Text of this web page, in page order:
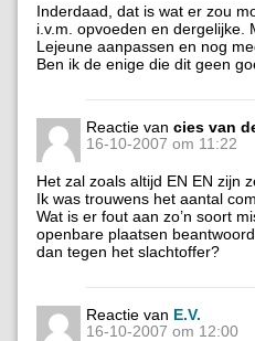
Inderdaad, dat is wat er zou
i.v.m. opvoeden en dergelijke.
Lejeune aanpassen en nog
Ben ik de enige die dit geen
Reactie van cies van
16-10-2007 om 11:22
Het zal zoals altijd EN EN zijn
Ik was trouwens het aantal
Wat is er fout aan zo’n soort
openbare plaatsen
dan tegen het slachtoffer?
Reactie van E.V.
16-10-2007 om 12:00